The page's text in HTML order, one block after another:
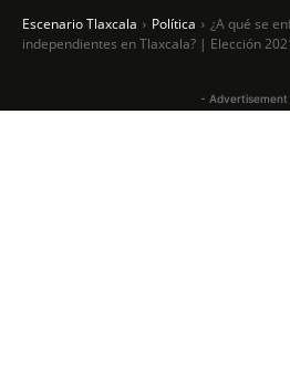
Escenario Tlaxcala Política
¿A qué se
independientes en Tlaxcala? | Elección
- Advertisement